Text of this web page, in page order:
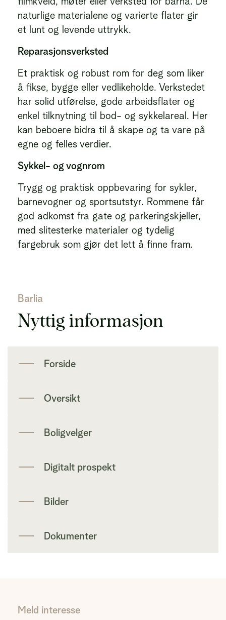
naturlige materialene og varierte flater gir
et lunt og levende uttrykk.
Reparasjonsverksted
Et praktisk og robust rom for deg som liker
å fikse, bygge eller vedlikeholde. Verkstedet
har solid utførelse, gode arbeidsflater og
enkel tilknytning til bod- og sykkelareal. Her
kan beboere bidra til å skape og ta vare på
egne og felles verdier.
Sykkel- og vognrom
Trygg og praktisk oppbevaring for sykler,
barnevogner og sportsutstyr. Rommene får
god adkomst fra gate og parkeringskjeller,
med slitesterke materialer og tydelig
fargebruk som gjør det lett å finne fram.
Barlia
Nyttig informasjon
Forside
Oversikt
Boligvelger
Digitalt prospekt
Bilder
Dokumenter
Meld interesse